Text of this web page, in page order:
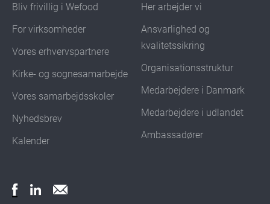
Bliv frivillig i Wefood
For virksomheder
Vores erhvervspartnere
Kirke- og sognesamarbejde
Vores samarbejdsskoler
Nyhedsbrev
Kalender
Her arbejder vi
Ansvarlighed og
kvalitetssikring
Organisationsstruktur
Medarbejdere i Danmark
Medarbejdere i udlandet
Ambassadører